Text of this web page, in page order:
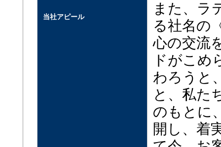
当社アピール
また、ラ
る社名の
心の交流
ドがこめ
わろうと
と、私た
のもとに
開し、着